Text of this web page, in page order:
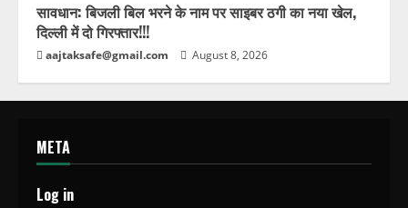
सावधान: बिजली बिल भरने के नाम पर साइबर ठगी का नया खेल,
दिल्ली में दो गिरफ्तार!!!
aajtaksafe@gmail.com August 8, 2026
META
Log in